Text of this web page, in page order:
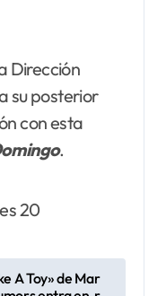
Dirección
su posterior
con esta
.
20
A Toy» de Mar